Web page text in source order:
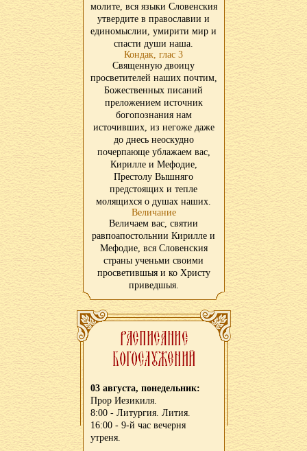
молите, вся языки Словенския
утвердите в православии и
единомыслии, умирити мир и
спасти души наша.
Кондак, глас 3
Священную двоицу
просветителей наших почтим,
Божественных писаний
преложением источник
богопознания нам
источивших, из негоже даже
до днесь неоскудно
почерпающе ублажаем вас,
Кирилле и Мефодие,
Престолу Вышняго
предстоящих и тепле
молящихся о душах наших.
Величание
Величаем вас, святии
равпоапостольнии Кирилле и
Мефодие, вся Словенския
страны ученьми своими
просветившыя и ко Христу
приведшыя.
03 августа, понедельник:
Прор Иезикиля.
8:00 - Литургия. Лития.
16:00 - 9-й час вечерня
утреня.